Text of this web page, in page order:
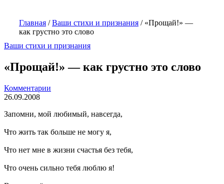
Главная /Ваши стихи и признания / «Прощай!» —
как грустно это слово
Ваши стихи и признания
«Прощай!» — как грустно это слово
Комментарии
26.09.2008
Запомни, мой любимый, навсегда,
Что жить так больше не могу я,
Что нет мне в жизни счастья без тебя,
Что очень сильно тебя люблю я!